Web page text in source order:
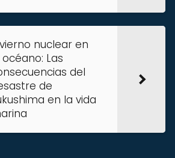
nuclear en
Las
del
de
en la vida